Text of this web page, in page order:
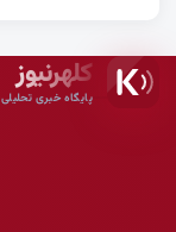
کلهرنیوز
پایگاه خبری تحلیلی